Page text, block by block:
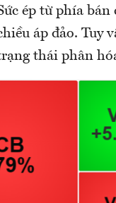
ép từ phía
áp đảo. Tuy
thái phân